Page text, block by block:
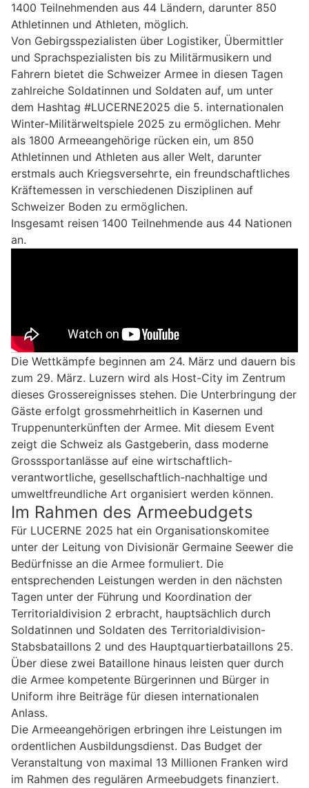
1400 Teilnehmenden aus 44 Ländern, darunter 850
Athletinnen und Athleten, möglich.
Von Gebirgsspezialisten über Logistiker, Übermittler
und Sprachspezialisten bis zu Militärmusikern und
Fahrern bietet die Schweizer Armee in diesen Tagen
zahlreiche Soldatinnen und Soldaten auf, um unter
dem Hashtag #LUCERNE2025 die 5. internationalen
Winter-Militärweltspiele 2025 zu ermöglichen. Mehr
als 1800 Armeeangehörige rücken ein, um 850
Athletinnen und Athleten aus aller Welt, darunter
erstmals auch Kriegsversehrte, ein freundschaftliches
Kräftemessen in verschiedenen Disziplinen auf
Schweizer Boden zu ermöglichen.
Insgesamt reisen 1400 Teilnehmende aus 44 Nationen
an.
Die Wettkämpfe beginnen am 24. März und dauern bis
zum 29. März. Luzern wird als Host-City im Zentrum
dieses Grossereignisses stehen. Die Unterbringung der
Gäste erfolgt grossmehrheitlich in Kasernen und
Truppenunterkünften der Armee. Mit diesem Event
zeigt die Schweiz als Gastgeberin, dass moderne
Grosssportanlässe auf eine wirtschaftlich-
verantwortliche, gesellschaftlich-nachhaltige und
umweltfreundliche Art organisiert werden können.
Im Rahmen des Armeebudgets
Für LUCERNE 2025 hat ein Organisationskomitee
unter der Leitung von Divisionär Germaine Seewer die
Bedürfnisse an die Armee formuliert. Die
entsprechenden Leistungen werden in den nächsten
Tagen unter der Führung und Koordination der
Territorialdivision 2 erbracht, hauptsächlich durch
Soldatinnen und Soldaten des Territorialdivision-
Stabsbataillons 2 und des Hauptquartierbataillons 25.
Über diese zwei Bataillone hinaus leisten quer durch
die Armee kompetente Bürgerinnen und Bürger in
Uniform ihre Beiträge für diesen internationalen
Anlass.
Die Armeeangehörigen erbringen ihre Leistungen im
ordentlichen Ausbildungsdienst. Das Budget der
Veranstaltung von maximal 13 Millionen Franken wird
im Rahmen des regulären Armeebudgets finanziert.